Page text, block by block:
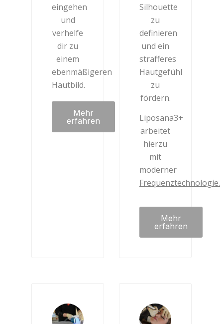
eingehen
und
verhelfe
dir zu
einem
ebenmäßigeren
Hautbild.
Mehr
erfahren
Silhouette
zu
definieren
und ein
strafferes
Hautgefühl
zu
fördern.
Liposana3+
arbeitet
hierzu
mit
moderner
Frequenztechnologie.
Mehr
erfahren